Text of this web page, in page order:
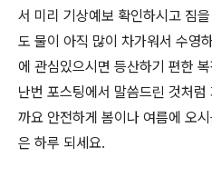
서 미리 기상예보 확인하시고 짐
도 물이 아직 많이 차가워서 수영
에 관심있으시면 등산하기 편한
난번 포스팅에서 말씀드린 것처
까요 안전하게 봄이나 여름에 오
은 하루 되세요.